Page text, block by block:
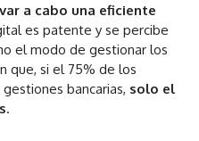
a cabo una eficiente
es patente y se percibe
el modo de gestionar los
que, si el 75% de los
bancarias, solo el
.